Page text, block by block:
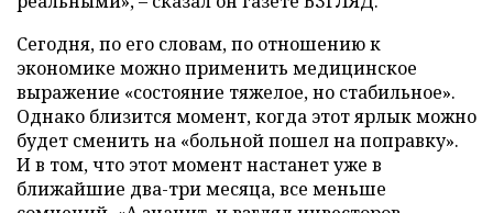
Сегодня, по его словам, по отношению к
экономике можно применить медицинское
выражение «состояние тяжелое, но стабильное».
Однако близится момент, когда этот ярлык можно
будет сменить на «больной пошел на поправку».
И в том, что этот момент настанет уже в
ближайшие два-три месяца, все меньше